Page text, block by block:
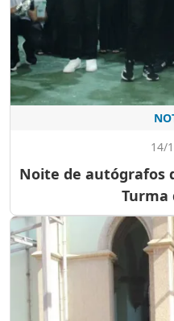
14/
Noite de autógrafos
Turma